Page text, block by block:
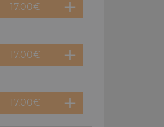
17.00€
17.00€
17.00€